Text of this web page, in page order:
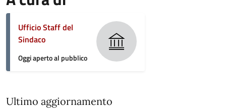
Ufficio Staff del
Sindaco
Oggi aperto al pubblico
Ultimo aggiornamento